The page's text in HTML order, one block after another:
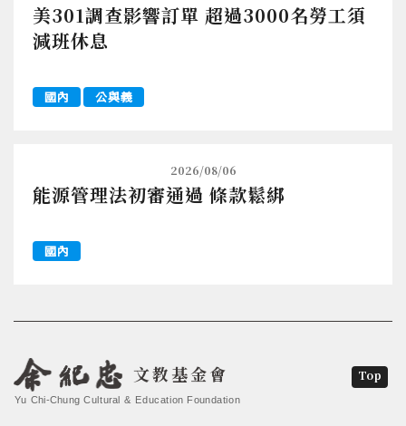
美301調查影響訂單 超過3000名勞工須
減班休息
國內 公與義
2026/08/06
能源管理法初審通過 條款鬆綁
國內
文教基金會
Yu Chi-Chung Cultural & Education Foundation
Top